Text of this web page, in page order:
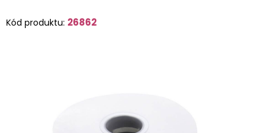
Kód produktu: 26862